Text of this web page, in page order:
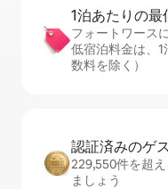
1泊あたりの最⁠
フォートワース
低宿泊料金は、1
数料を除く）
認証済みのゲ⁠
229,550件を超
ましょう